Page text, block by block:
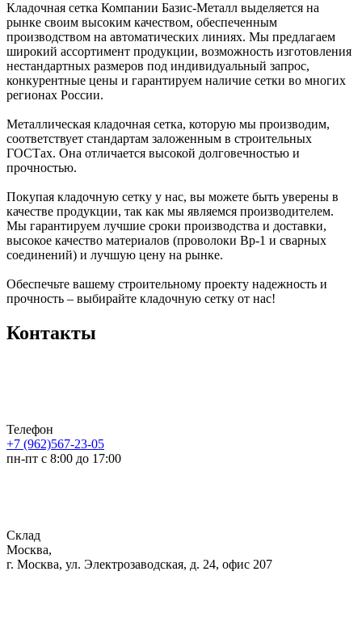
Кладочная сетка Компании Базис-Металл выделяется на
рынке своим высоким качеством, обеспеченным
производством на автоматических линиях. Мы предлагаем
широкий ассортимент продукции, возможность изготовления
нестандартных размеров под индивидуальный запрос,
конкурентные цены и гарантируем наличие сетки во многих
регионах России.
Металлическая кладочная сетка, которую мы производим,
соответствует стандартам заложенным в строительных
ГОСТах. Она отличается высокой долговечностью и
прочностью.
Покупая кладочную сетку у нас, вы можете быть уверены в
качестве продукции, так как мы являемся производителем.
Мы гарантируем лучшие сроки производства и доставки,
высокое качество материалов (проволоки Вр-1 и сварных
соединений) и лучшую цену на рынке.
Обеспечьте вашему строительному проекту надежность и
прочность – выбирайте кладочную сетку от нас!
Контакты
Телефон
+7 (962)567-23-05
пн-пт с 8:00 до 17:00
Склад
Москва,
г. Москва, ул. Электрозаводская, д. 24, офис 207